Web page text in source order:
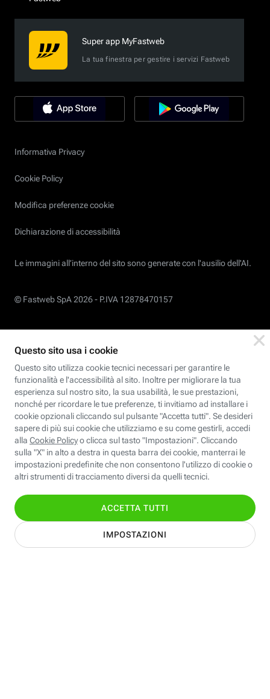
Super app MyFastweb
La tua finestra per gestire i servizi Fastweb
Informativa Privacy
Cookie Policy
Modifica preferenze cookie
Dichiarazione di accessibilità
Le immagini all’interno del sito sono generate con l'ausilio dell'AI.
© Fastweb SpA 2026 - P.IVA 12878470157